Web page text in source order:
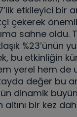
etkileyici bir
çekerek
sahne oldu.
%23’ünün
bu etkinliğin
yerel hem de
değer bu
dinamik
bir kez